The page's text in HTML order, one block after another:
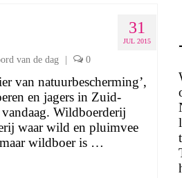
31
JUL 2015
van de dag 0
van natuurbescherming’,
en jagers in Zuid-
Wildboerderij
waar wild en pluimvee
wildboer is …